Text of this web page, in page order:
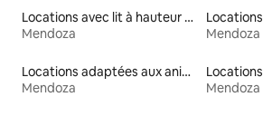
Locations avec lit à hauteur adaptée
Mendoza
Mendoza
Locations adaptées aux animaux
Mendoza
Mendoza